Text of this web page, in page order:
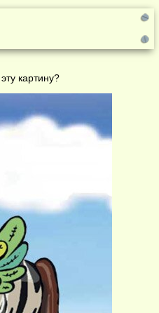
картину?